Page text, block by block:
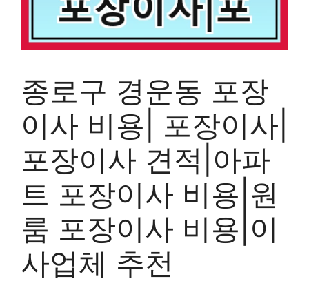
종로구 경운동 포장
이사 비용| 포장이사|
포장이사 견적|아파
트 포장이사 비용|원
룸 포장이사 비용|이
사업체 추천